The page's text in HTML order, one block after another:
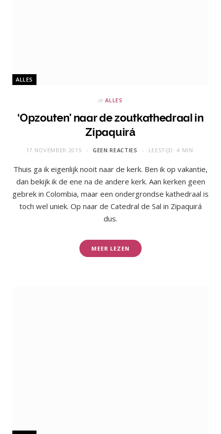
ALLES
in ALLES
‘Opzouten’ naar de zoutkathedraal in
Zipaquirá
17 NOVEMBER 2015 GEEN REACTIES LEESTIJD: 4 MIN.
Thuis ga ik eigenlijk nooit naar de kerk. Ben ik op vakantie,
dan bekijk ik de ene na de andere kerk. Aan kerken geen
gebrek in Colombia, maar een ondergrondse kathedraal is
toch wel uniek. Op naar de Catedral de Sal in Zipaquirá
dus.
MEER LEZEN